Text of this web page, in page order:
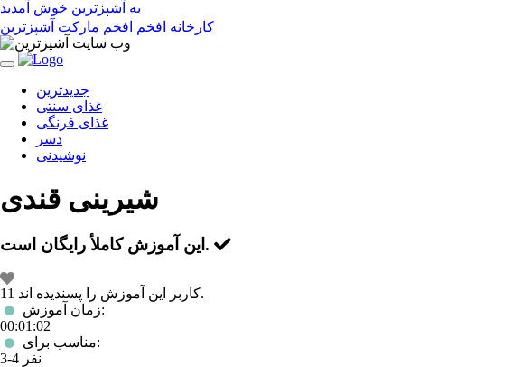
به آشپزترین خوش آمدید
کارخانه افخم
افخم مارکت آشپزترین
Toggle
navigation
جدیدترین
غذای سنتی
غذای فرنگی
دسر
نوشیدنی
شیرینی قندی
این آموزش کاملأ رایگان است.
این
آموزش
رادوست
دارم!
11 کاربر این آموزش را پسندیده اند.
زمان آموزش:
00:01:02
مناسب برای:
3-4 نفر